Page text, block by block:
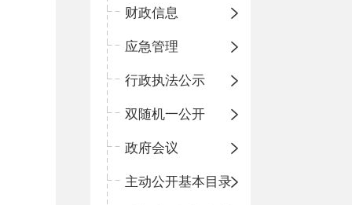
财政信息
应急管理
行政执法公示
双随机一公开
政府会议
主动公开基本目录